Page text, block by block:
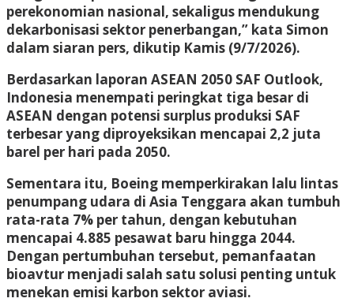
perekonomian nasional, sekaligus mendukung
dekarbonisasi sektor penerbangan,” kata Simon
dalam siaran pers, dikutip Kamis (9/7/2026).
Berdasarkan laporan ASEAN 2050 SAF Outlook,
Indonesia menempati peringkat tiga besar di
ASEAN dengan potensi surplus produksi SAF
terbesar yang diproyeksikan mencapai 2,2 juta
barel per hari pada 2050.
Sementara itu, Boeing memperkirakan lalu lintas
penumpang udara di Asia Tenggara akan tumbuh
rata-rata 7% per tahun, dengan kebutuhan
mencapai 4.885 pesawat baru hingga 2044.
Dengan pertumbuhan tersebut, pemanfaatan
bioavtur menjadi salah satu solusi penting untuk
menekan emisi karbon sektor aviasi.